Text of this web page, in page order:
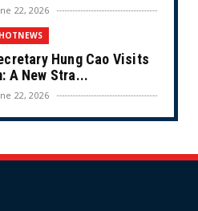
22, 2026
HOTNEWS
Hung Cao Visits
A New Stra...
22, 2026
CULTURE
Re-enacts...